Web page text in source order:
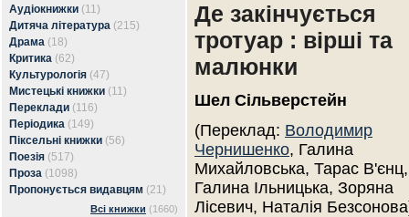
Аудіокнижки (11)
Дитяча література (215)
Драма (18)
Критика (62)
Культурологія (47)
Мистецькі книжки (11)
Переклади (116)
Періодика (149)
Піксельні книжки (56)
Поезія (517)
Проза (1098)
Пропонується видавцям (21)
Всі книжки (1660)
Де закінчується
тротуар : вірші та
малюнки
Шел Сільверстейн
(Переклад: Володимир
Чернишенко, Галина
Михайловська, Тарас В'єнц,
Галина Ільницька, Зоряна
Лісевич, Наталія